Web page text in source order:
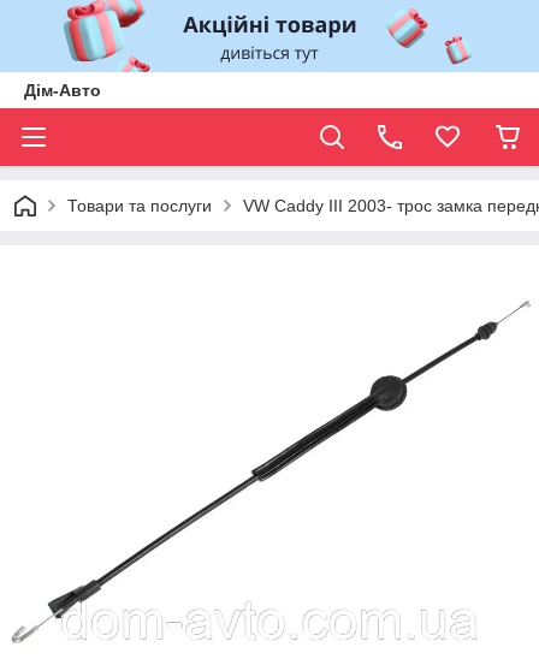
Дім-Авто
Товари та послуги VW Caddy III 2003- трос замка